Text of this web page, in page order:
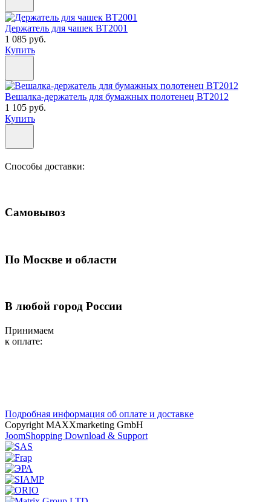
Держатель для чашек BT2001
1 085 руб.
Купить
Вешалка-держатель для бумажных полотенец BT2012
1 105 руб.
Купить
Способы доставки:
Самовывоз
По Москве и области
В любой город России
Принимаем
к оплате:
Подробная информация об оплате и доставке
Copyright MAXXmarketing GmbH
JoomShopping Download & Support